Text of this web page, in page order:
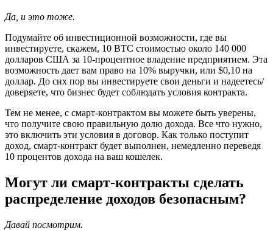
Да, и это тоже.
Подумайте об инвестиционной возможности, где вы
инвестируете, скажем, 10 BTC стоимостью около 140 000
долларов США за 10-процентное владение предприятием. Эта
возможность дает вам право на 10% выручки, или $0,10 на
доллар. До сих пор вы инвестируете свои деньги и надеетесь/
доверяете, что бизнес будет соблюдать условия контракта.
Тем не менее, с смарт-контрактом вы можете быть уверены,
что получите свою правильную долю дохода. Все что нужно,
это включить эти условия в договор. Как только поступит
доход, смарт-контракт будет выполнен, немедленно переведя
10 процентов дохода на ваш кошелек.
Могут ли смарт-контракты сделать
распределение доходов безопасным?
Давай посмотрим.